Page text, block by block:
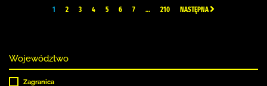
1 2 3 4 5 6 7 … 210 NASTĘPNA
Województwo
Zagranica